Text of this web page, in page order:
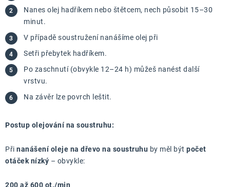
Nanes olej hadříkem nebo štětcem, nech působit 15–30
minut.
V případě soustružení nanášíme olej při
Setři přebytek hadříkem.
Po zaschnutí (obvykle 12–24 h) můžeš nanést další
vrstvu.
Na závěr lze povrch leštit.
Postup olejování na soustruhu:
Při nanášení oleje na dřevo na soustruhu by měl být počet
otáček nízký – obvykle:
200 až 600 ot./min